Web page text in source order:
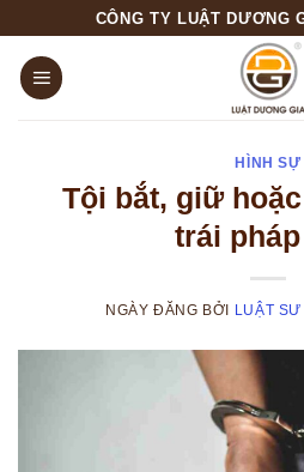
content
CÔNG TY LUẬT DƯƠNG
HÌNH SỰ
Tội bắt, giữ
trái
NGÀY ĐĂNG BỞI LUẬT